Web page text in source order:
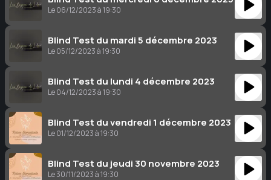
Le 06/12/2023 à 19:30
Blind Test du mardi 5 décembre 2023
Le 05/12/2023 à 19:30
Blind Test du lundi 4 décembre 2023
Le 04/12/2023 à 19:30
Blind Test du vendredi 1 décembre 2023
Le 01/12/2023 à 19:30
Blind Test du jeudi 30 novembre 2023
Le 30/11/2023 à 19:30